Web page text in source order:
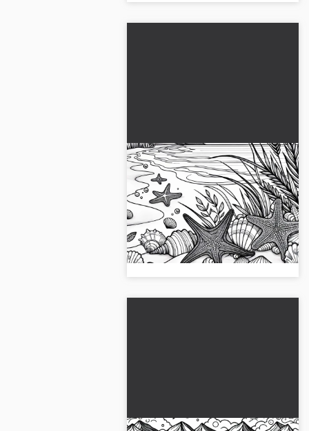
Kumsalda midye ve
denizyıldızı - Ücretsiz
boyama sayfası
İşlemeli ve deniz yıldızları ile dolu
yaratıcı bir boyama sayfasını
keşfedin. Ücretsiz indirin ve
çevrimiçi olarak boyayın!...